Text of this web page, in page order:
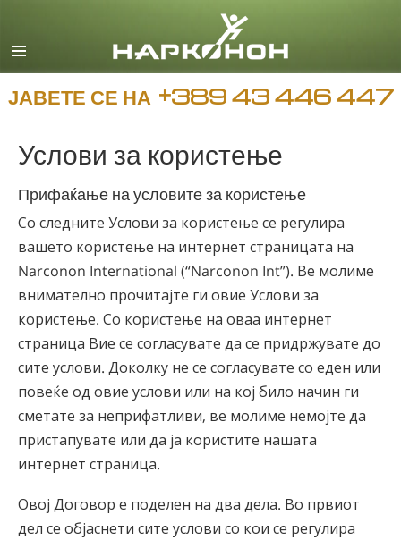
English
Сите региони/јазици
ЈАВЕТЕ СЕ НА +389 43 446 447
Услови за користење
Прифаќање на условите за користење
Со следните Услови за користење се регулира
вашето користење на интернет страницата на
Narconon International (“Narconon Int”). Ве молиме
внимателно прочитајте ги овие Услови за
користење. Со користење на оваа интернет
страница Вие се согласувате да се придржувате до
сите услови. Доколку не се согласувате со еден или
повеќе од овие услови или на кој било начин ги
сметате за неприфатливи, ве молиме немојте да
пристапувате или да ја користите нашата
интернет страница.
Овој Договор е поделен на два дела. Во првиот
дел се објаснети сите услови со кои се регулира